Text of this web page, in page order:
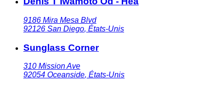
9186 Mira Mesa Blvd
92126 San Diego, États-Unis
Sunglass Corner
310 Mission Ave
92054 Oceanside, États-Unis